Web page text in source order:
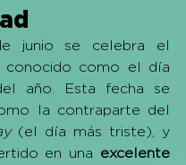
conocido como el día
año. Esta fecha se
(el día más triste), y
en una excelente